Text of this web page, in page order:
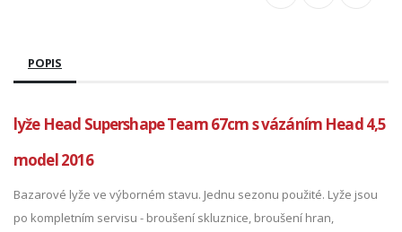
POPIS
lyže Head Supershape Team 67cm s vázáním Head 4,5
model 2016
Bazarové lyže ve výborném stavu. Jednu sezonu použité. Lyže jsou
po kompletním servisu - broušení skluznice, broušení hran,